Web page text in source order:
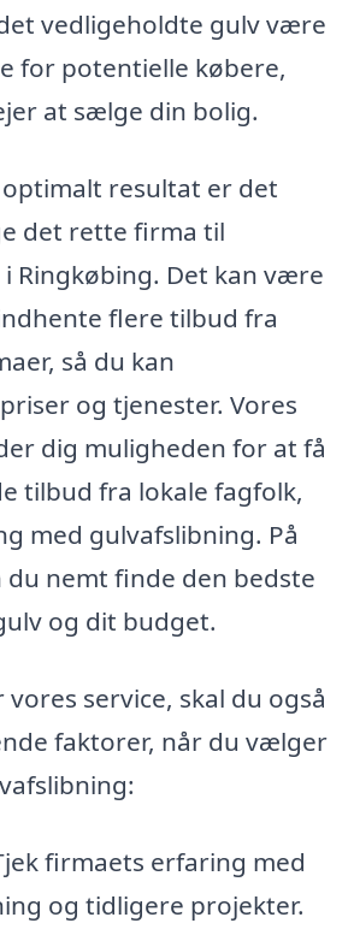
vedligeholdte gulv være
for potentielle købere,
at sælge din bolig.
resultat er det
det rette firma til
Ringkøbing. Det kan være
flere tilbud fra
så du kan
og tjenester. Vores
dig muligheden for at få
tilbud fra lokale fagfolk,
med gulvafslibning. På
du nemt finde den bedste
og dit budget.
service, skal du også
faktorer, når du vælger
firmaets erfaring med
og tidligere projekter.